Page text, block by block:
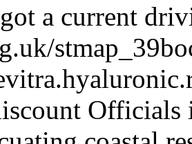
a current
Officials